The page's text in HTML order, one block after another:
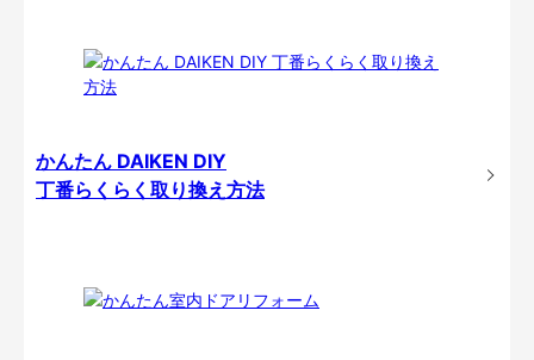
かんたん DAIKEN DIY
丁番らくらく取り換え方法